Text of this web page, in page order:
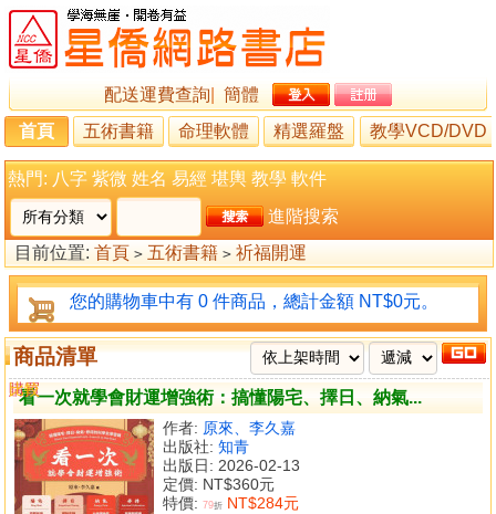
配送運費查詢
簡體
首頁
五術書籍 命理軟體 精選羅盤 教學VCD/DVD
熱門: 八字 紫微 姓名 易經 堪輿 教學 軟件
進階搜索
目前位置: 首頁 > 五術書籍 > 祈福開運
您的購物車中有 0 件商品，總計金額 NT$0元。
商品清單
看一次就學會財運增強術：搞懂陽宅、擇日、納氣...
作者: 原來、李久嘉
出版社: 知青
出版日: 2026-02-13
定價: NT$360元
特價: 79折 NT$284元
購買
比較